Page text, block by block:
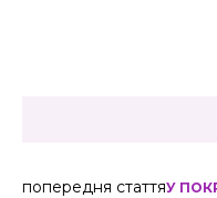
попередня статтяУ